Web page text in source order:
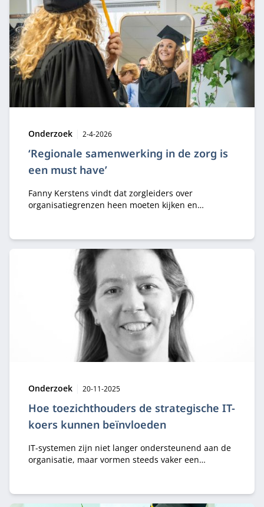
‘Regionale samenwerking in de zorg is
een must have’
Type:
Onderzoek Publicatiedatum:
2-4-2026
Fanny Kerstens vindt dat zorgleiders over
organisatiegrenzen heen moeten kijken en
die complexiteit te doorgronden en won met haar
thesis de Best‑in‑Business Award.
Hoe toezichthouders de strategische IT-
koers kunnen beïnvloeden
Type:
Onderzoek Publicatiedatum:
20-11-2025
IT-systemen zijn niet langer ondersteunend aan de
organisatie, maar vormen steeds vaker een
promotieonderzoek zien hoe toezichthouders met